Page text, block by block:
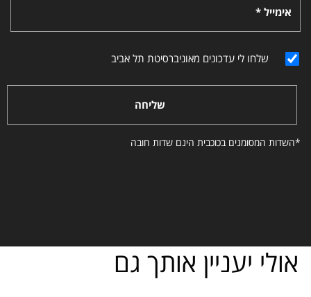
אימייל *
שלחו לי עדכונים מאוניברסיטת תל אביב
שליחה
*השדות המסומנים בכוכבית הינם שדות חובה
אולי יעניין אותך גם